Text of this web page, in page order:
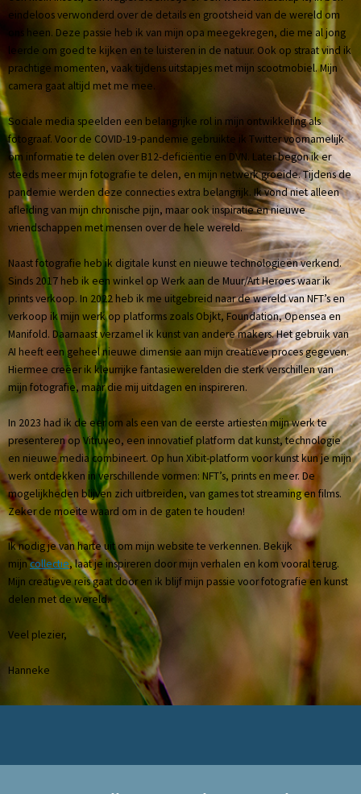
eindeloos verwonderd over de details en grootsheid van de wereld om
ons heen. Deze passie heb ik van mijn opa meegekregen, die me al jong
leerde om goed te kijken en te luisteren in de natuur. Ook op straat vind ik
prachtige momenten, vaak tijdens uitstapjes met mijn scootmobiel. Mijn
camera gaat altijd met me mee.
Sociale media speelden een belangrijke rol in mijn ontwikkeling als
fotograaf. Voor de COVID-19-pandemie gebruikte ik Twitter voornamelijk
om informatie te delen over B12-deficiëntie en DVN. Later begon ik er
steeds meer mijn fotografie te delen, en mijn netwerk groeide. Tijdens de
pandemie werden deze connecties extra belangrijk. Ik vond niet alleen
afleiding van mijn chronische pijn, maar ook inspiratie en nieuwe
vriendschappen met mensen over de hele wereld.
Naast fotografie heb ik digitale kunst en nieuwe technologieën verkend.
Sinds 2017 heb ik een winkel op Werk aan de Muur/Art Heroes waar ik
prints verkoop. In 2022 heb ik me uitgebreid naar de wereld van NFT’s en
verkoop ik mijn werk op platforms zoals Objkt, Foundation, Opensea en
Manifold. Daarnaast verzamel ik kunst van andere makers. Het gebruik van
AI heeft een geheel nieuwe dimensie aan mijn creatieve proces gegeven.
Hiermee creëer ik kleurrijke fantasiewerelden die sterk verschillen van
mijn fotografie, maar die mij uitdagen en inspireren.
In 2023 had ik de eer om als een van de eerste artiesten mijn werk te
presenteren op Vitruveo, een innovatief platform dat kunst, technologie
en nieuwe media combineert. Op hun Xibit-platform voor kunst kun je mijn
werk ontdekken in verschillende vormen: NFT’s, prints en meer. De
mogelijkheden blijven zich uitbreiden, van games tot streaming en films.
Zeker de moeite waard om in de gaten te houden!
Ik nodig je van harte uit om mijn website te verkennen. Bekijk
mijncollectie, laat je inspireren door mijn verhalen en kom vooral terug.
Mijn creatieve reis gaat door en ik blijf mijn passie voor fotografie en kunst
delen met de wereld.
Veel plezier,
Hanneke